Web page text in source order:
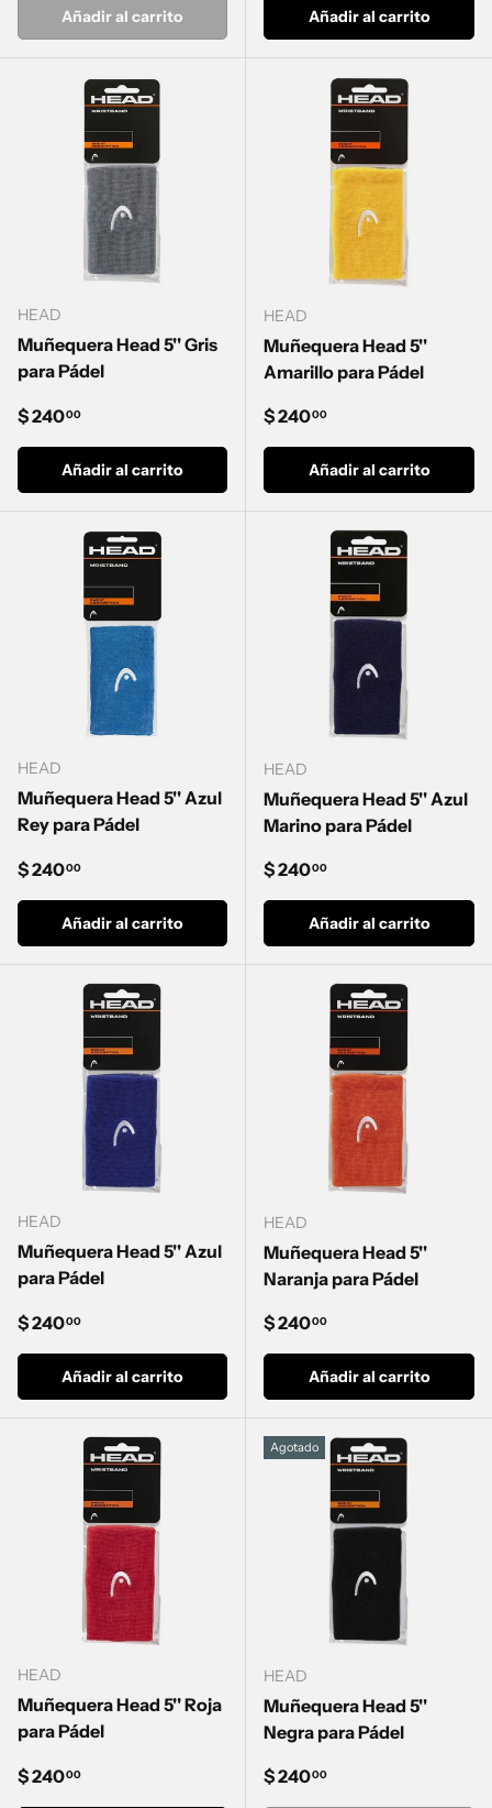
Añadir al carrito Añadir al carrito
HEAD
Muñequera Head 5'' Gris
para Pádel
Precio normal
$ 24000
Añadir al carrito
HEAD
Muñequera Head 5''
Amarillo para Pádel
Precio normal
$ 24000
Añadir al carrito
HEAD
Muñequera Head 5'' Azul
Rey para Pádel
Precio normal
$ 24000
Añadir al carrito
HEAD
Muñequera Head 5'' Azul
Marino para Pádel
Precio normal
$ 24000
Añadir al carrito
HEAD
Muñequera Head 5'' Azul
para Pádel
Precio normal
$ 24000
Añadir al carrito
HEAD
Muñequera Head 5''
Naranja para Pádel
Precio normal
$ 24000
Añadir al carrito
HEAD
Muñequera Head 5'' Roja
para Pádel
Precio normal
$ 24000
Agotado
HEAD
Muñequera Head 5''
Negra para Pádel
Precio normal
$ 24000